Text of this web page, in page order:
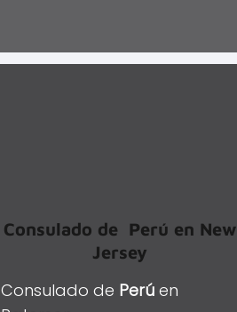
Consulado de Perú en New
Jersey
Consulado de Perú en